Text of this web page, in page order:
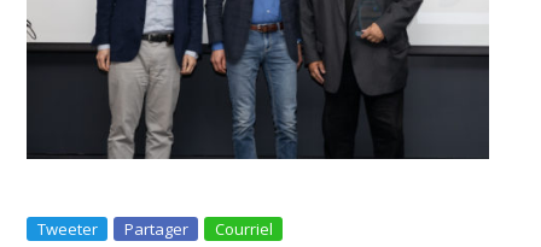
Tweeter Partager Courriel